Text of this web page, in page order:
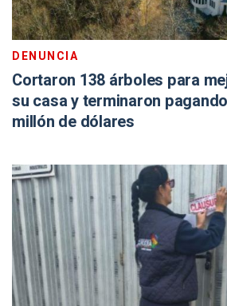
DENUNCIA
Cortaron 138 árboles para
su casa y terminaron
millón de dólares